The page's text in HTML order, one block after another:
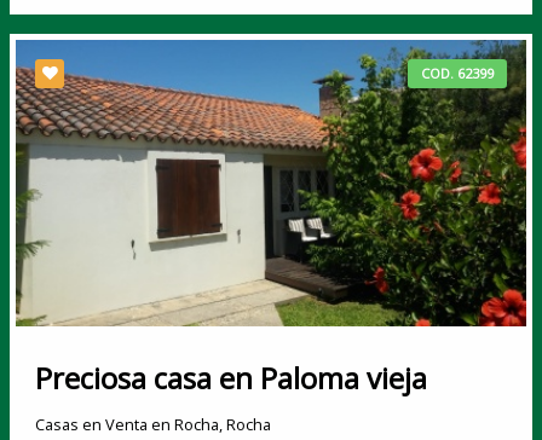
COD. 62399
Preciosa casa en Paloma vieja
Casas en Venta en Rocha, Rocha